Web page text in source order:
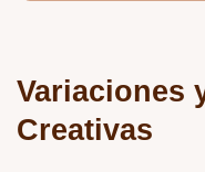
Variaciones
Creativas